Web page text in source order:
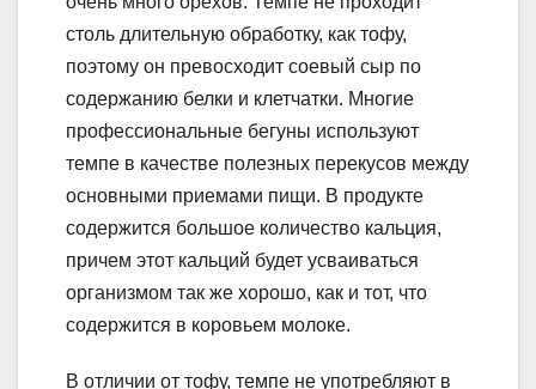
столь длительную обработку, как тофу,
поэтому он превосходит соевый сыр по
содержанию белки и клетчатки. Многие
профессиональные бегуны используют
темпе в качестве полезных перекусов между
основными приемами пищи. В продукте
содержится большое количество кальция,
причем этот кальций будет усваиваться
организмом так же хорошо, как и тот, что
содержится в коровьем молоке.
В отличии от тофу, темпе не употребляют в